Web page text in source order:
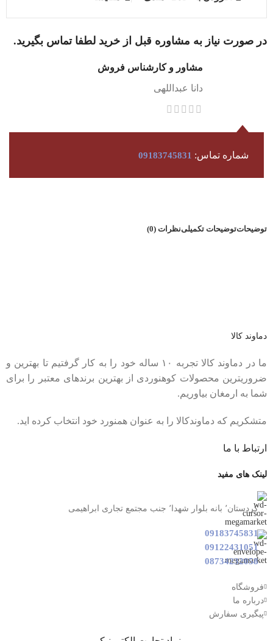
در صورت نیاز به مشاوره قبل از خرید لطفا تماس بگیرید.
مشاور و کارشناس فروش
دانا عبداللهی
شماره تماس: 09183745831
توضیحاتتوضیحات تکمیلینظرات (0)
دماوند کالا
ما در دماوند کالا تجربه ۱۰ ساله خود را به کار گرفتیم تا بهترین و
ضروریترین محصولات کوهنوردی از بهترین برندهای معتبر را برای
شما به ارمغان بیاوریم.
متشکریم که دماوندکالا را به عنوان همنورد خود انتخاب کرده اید.
ارتباط با ما
لینک های مفید
کردستان٬ بانه بلوار شهدا٬ جنب مجتمع تجاری ابراهیمی
09183745831
09122431051
08734232058
فروشگاه
درباره ما
پیگیری سفارش